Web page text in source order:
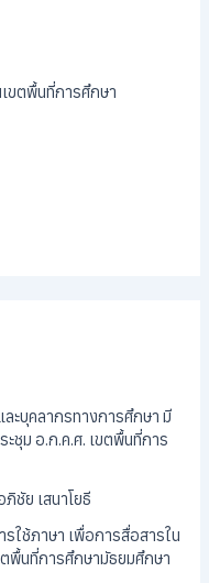
ขตพื้นที่การศึกษา
ะบุคลากรทางการศึกษา มี
ะชุม อ.ก.ค.ศ. เขตพื้นที่การ
ชัย เสนาโยธี
ใช้ภาษา เพื่อการสื่อสารใน
พื้นที่การศึกษามัธยมศึกษา